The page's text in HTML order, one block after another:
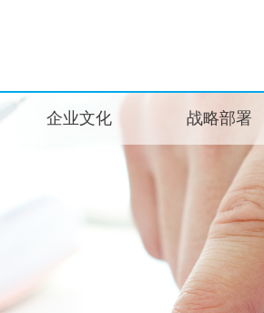
企业文化 战略部署